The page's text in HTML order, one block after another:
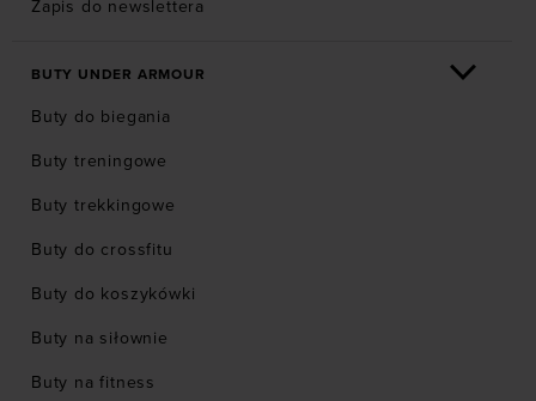
Zapis do newslettera
BUTY UNDER ARMOUR
Buty do biegania
Buty treningowe
Buty trekkingowe
Buty do crossfitu
Buty do koszykówki
Buty na siłownie
Buty na fitness